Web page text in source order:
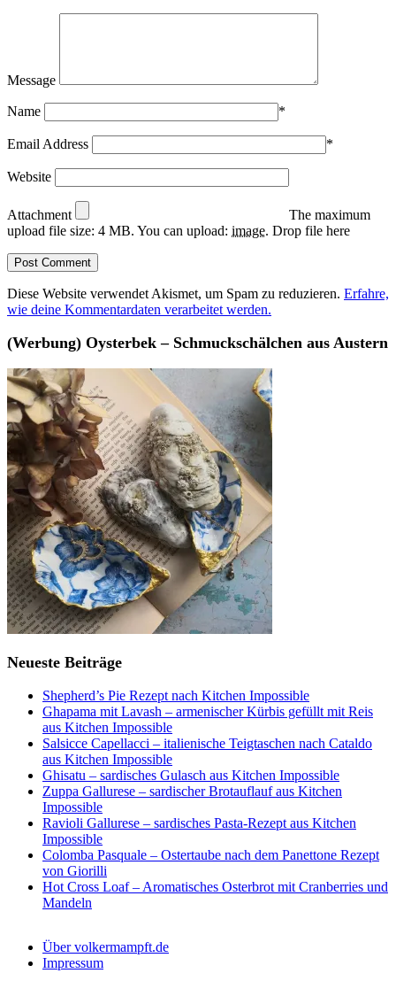
Message
Name *
Email Address *
Website
Attachment
The maximum
upload file size: 4 MB. You can upload: image. Drop file here
Diese Website verwendet Akismet, um Spam zu reduzieren. Erfahre,
wie deine Kommentardaten verarbeitet werden.
(Werbung) Oysterbek – Schmuckschälchen aus Austern
Neueste Beiträge
Shepherd’s Pie Rezept nach Kitchen Impossible
Ghapama mit Lavash – armenischer Kürbis gefüllt mit Reis
aus Kitchen Impossible
Salsicce Capellacci – italienische Teigtaschen nach Cataldo
aus Kitchen Impossible
Ghisatu – sardisches Gulasch aus Kitchen Impossible
Zuppa Gallurese – sardischer Brotauflauf aus Kitchen
Impossible
Ravioli Gallurese – sardisches Pasta-Rezept aus Kitchen
Impossible
Colomba Pasquale – Ostertaube nach dem Panettone Rezept
von Giorilli
Hot Cross Loaf – Aromatisches Osterbrot mit Cranberries und
Mandeln
Über volkermampft.de
Impressum